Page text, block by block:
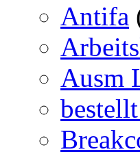
Antifa
Ausm